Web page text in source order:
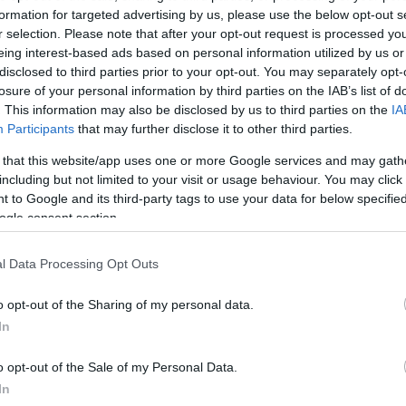
for targeted advertising by us, please use the below opt-out
selection. Please note that after your opt-out request is processed
interest-based ads based on personal information utilized by us
to third parties prior to your opt-out. You may separately
of your personal information by third parties on the IAB’s list of
This information may also be disclosed by us to third parties on the
Participants that may further disclose it to other third parties.
that this website/app uses one or more Google services and may
but not limited to your visit or usage behaviour. You may
to Google and its third-party tags to use your data for below
consent section.
Data Processing Opt Outs
opt-out of the Sharing of my personal data.
opt-out of the Sale of my Personal Data.
είναι έως στις 9 Αυγούστου 2024.